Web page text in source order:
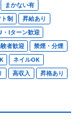
まかない有
ト制
昇給あり
・Iターン歓迎
者歓迎
禁煙・分煙
ネイルOK
高収入
昇格あり